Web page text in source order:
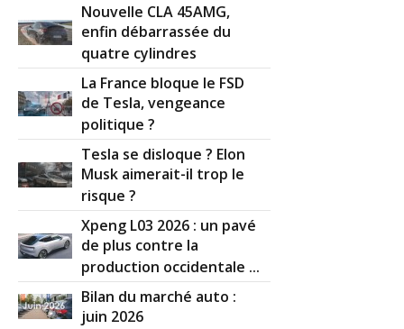
Nouvelle CLA 45AMG,
enfin débarrassée du
quatre cylindres
La France bloque le FSD
de Tesla, vengeance
politique ?
Tesla se disloque ? Elon
Musk aimerait-il trop le
risque ?
Xpeng L03 2026 : un pavé
de plus contre la
production occidentale ...
Bilan du marché auto :
juin 2026